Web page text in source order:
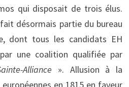
qui disposait de trois élus.
désormais partie du bureau
dont tous les candidats EH
une coalition qualifiée par
Alliance ». Allusion à la